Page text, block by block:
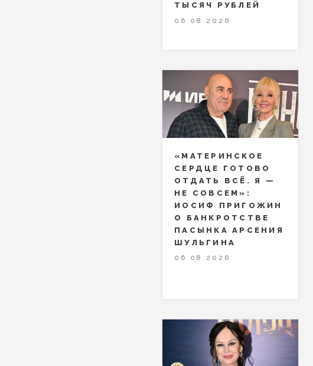
ТЫСЯЧ РУБЛЕЙ
06.08.2026
«МАТЕРИНСКОЕ
СЕРДЦЕ ГОТОВО
ОТДАТЬ ВСЁ. Я —
НЕ СОВСЕМ»:
ИОСИФ ПРИГОЖИН
О БАНКРОТСТВЕ
ПАСЫНКА АРСЕНИЯ
ШУЛЬГИНА
06.08.2026